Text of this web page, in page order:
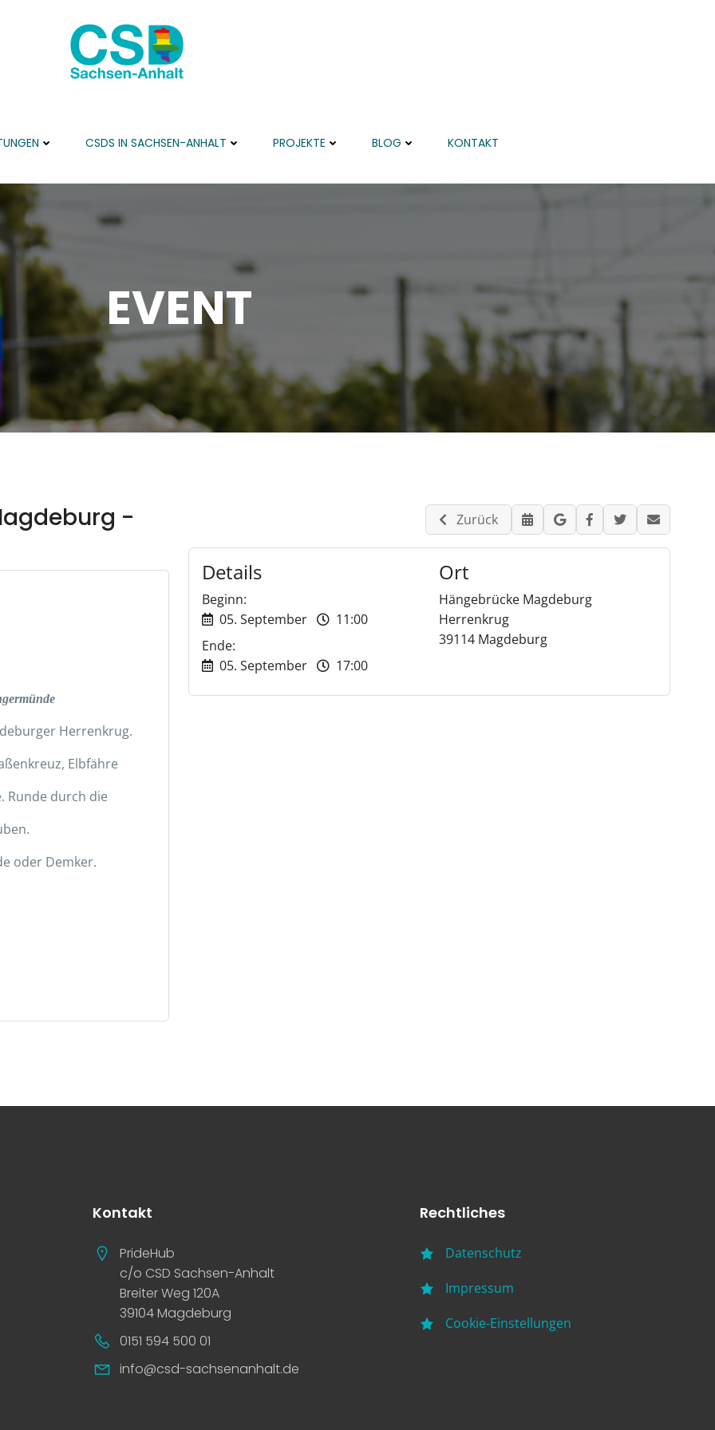
CSDS IN SACHSEN-ANHALT PROJEKTE BLOG KONTAKT
EVENT
-
Herrenkrug.
Elbfähre
Runde durch die
oder Demker.
Zurück
Details
Beginn:
05. September
11:00
Ende:
05. September
17:00
Ort
Hängebrücke Magdeburg
Herrenkrug
39114 Magdeburg
Kontakt
PrideHub
c/o CSD Sachsen-Anhalt
Breiter Weg 120A
39104 Magdeburg
0151 594 500 01
info@csd-sachsenanhalt.de
Rechtliches
Datenschutz
Impressum
Cookie-Einstellungen